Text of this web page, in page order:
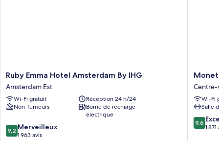
Ruby
Emma
Hotel
Amsterdam
By
Amsterdam
Est
Ruby Emma Hotel Amsterdam By IHG
Amsterdam Est
Wi-Fi gratuit
Réception 24 h/24
Non-fumeurs
Borne de recharge
électrique
9.2
sur
9,2 Merveilleux
1 963 avis
Monet
Garden
Hotel
Centre-
ville
Centre-
Wi-Fi
Salle
9.6
sur
9,6
1 871